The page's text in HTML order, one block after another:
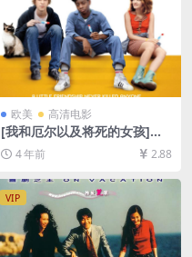
欧美 高清电影
[我和厄尔以及将死的女孩]Me
and Earl and the Dying Girl
(2015)[百度网盘+迅雷云盘资
源1080P超清未删减][MP4/6.
8GB][中英字幕]
4 年前 2.88
VIP